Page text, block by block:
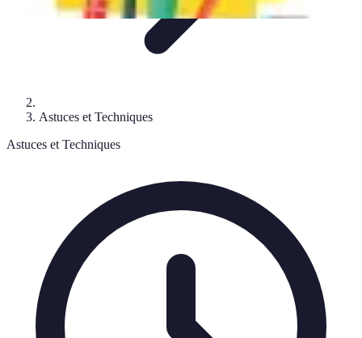
Astuces et Techniques
Astuces et Techniques